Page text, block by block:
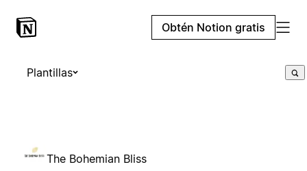
Obtén Notion gratis
Plantillas
The Bohemian Bliss